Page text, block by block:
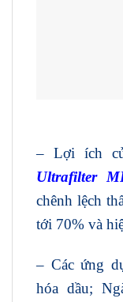
– Lợi ích
Ultrafilter
chênh lệch
tới 70% và
– Các ứng
hóa dầu;